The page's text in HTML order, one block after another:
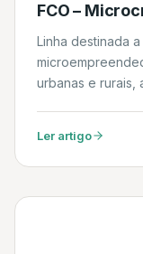
FCO –
Linha destinada
urbanas e rurais,
Ler artigo